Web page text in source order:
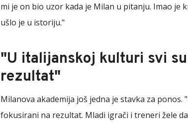
mi je on bio uzor kada je Milan u pitanju. Imao je
ušlo je u istoriju."
"U italijanskoj kulturi svi
rezultat"
Milanova akademija još jedna je stavka za
fokusirani na rezultat. Mladi igrači i treneri žele